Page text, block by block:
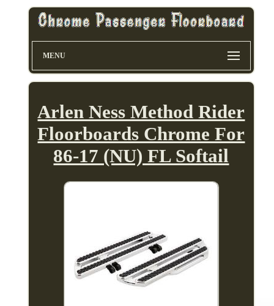
MENU
Arlen Ness Method Rider
Floorboards Chrome For
86-17 (NU) FL Softail